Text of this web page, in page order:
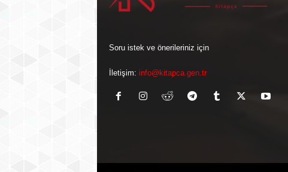
Soru istek ve önerileriniz için
İletişim: info@kitapca.gen.tr